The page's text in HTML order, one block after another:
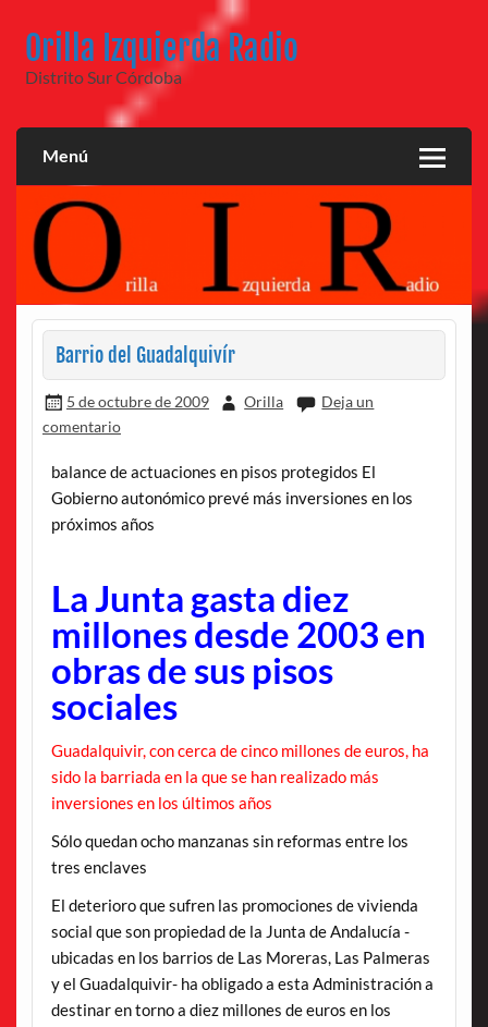
contenido
Orilla Izquierda Radio
Distrito Sur Córdoba
Menú
Barrio del Guadalquivír
5 de octubre de 2009 Orilla
Deja un
comentario
balance de actuaciones en pisos protegidos El
Gobierno autonómico prevé más inversiones en los
próximos años
La Junta gasta diez
millones desde 2003 en
obras de sus pisos
sociales
Guadalquivir, con cerca de cinco millones de euros, ha
sido la barriada en la que se han realizado más
inversiones en los últimos años
Sólo quedan ocho manzanas sin reformas entre los
tres enclaves
El deterioro que sufren las promociones de vivienda
social que son propiedad de la Junta de Andalucía -
ubicadas en los barrios de Las Moreras, Las Palmeras
y el Guadalquivir- ha obligado a esta Administración a
destinar en torno a diez millones de euros en los